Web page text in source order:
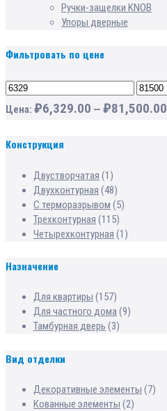
Ручки-защелки KNOB
Упоры дверные
Фильтровать по цене
Цена: ₽6,329.00 — ₽81,500.00
Конструкция
Двустворчатая (1)
Двухконтурная (48)
С терморазрывом (5)
Трехконтурная (115)
Четырехконтурная (1)
Назначение
Для квартиры (157)
Для частного дома (9)
Тамбурная дверь (3)
Вид отделки
Декоративные элементы (7)
Кованные элементы (2)